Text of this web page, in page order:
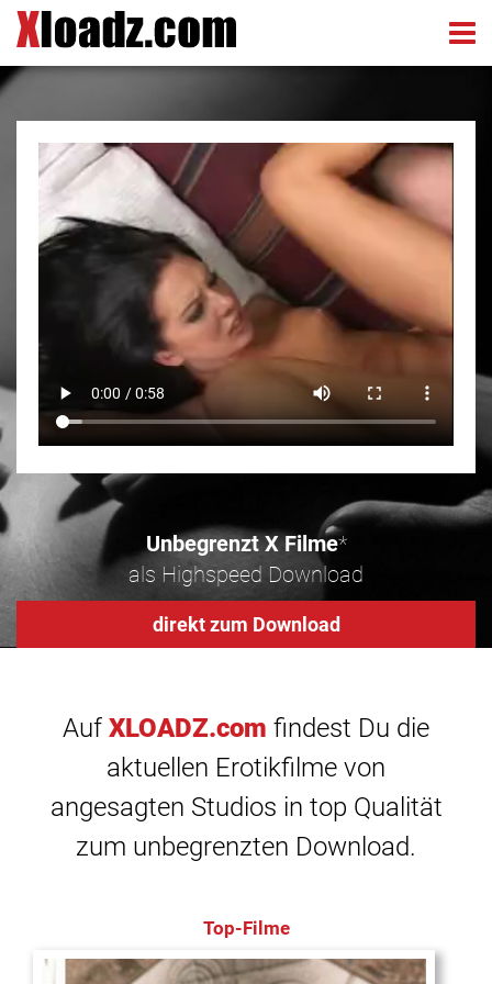
Unbegrenzt X Filme*
als Highspeed Download
direkt zum Download
Auf XLOADZ.com findest Du die
aktuellen Erotikfilme von
angesagten Studios in top Qualität
zum unbegrenzten Download.
Top-Filme